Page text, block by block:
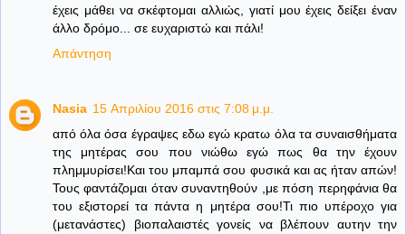
έχεις μάθει να σκέφτομαι αλλιώς, γιατί μου έχεις δείξει έναν
άλλο δρόμο... σε ευχαριστώ και πάλι!
Απάντηση
Nasia 15 Απριλίου 2016 στις 7:08 μ.μ.
από όλα όσα έγραψες εδω εγώ κρατω όλα τα συναισθήματα
της μητέρας σου που νιώθω εγώ πως θα την έχουν
πλημμυρίσει!Και του μπαμπά σου φυσικά και ας ήταν απών!
Τους φαντάζομαι όταν συναντηθούν ,με πόση περηφάνια θα
του εξιστορεί τα πάντα η μητέρα σου!Τι πιο υπέροχο για
(μετανάστες) βιοπαλαιστές γονείς να βλέπουν αυτην την